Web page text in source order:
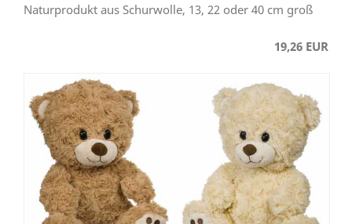
Naturprodukt aus Schurwolle, 13, 22 oder 40 cm groß
19,26 EUR